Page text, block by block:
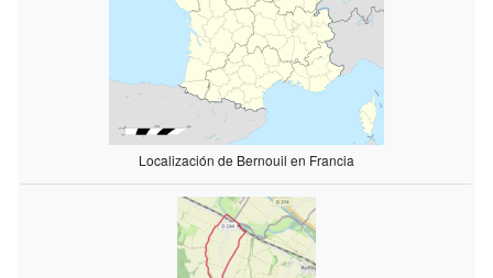
Localización de Bernouil en Francia